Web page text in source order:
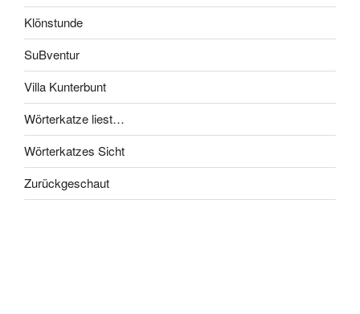
Klönstunde
SuBventur
Villa Kunterbunt
Wörterkatze liest…
Wörterkatzes Sicht
Zurückgeschaut